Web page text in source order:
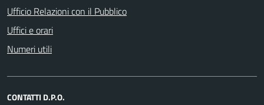
Ufficio Relazioni con il Pubblico
Uffici e orari
Numeri utili
CONTATTI D.P.O.